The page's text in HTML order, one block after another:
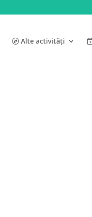
Alte activități